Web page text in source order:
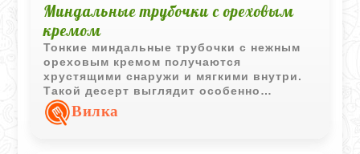
Миндальные трубочки с ореховым
кремом
Тонкие миндальные трубочки с нежным
ореховым кремом получаются
хрустящими снаружи и мягкими внутри.
Такой десерт выглядит особенно
эффектно и отлично подходит для
праздничного чаепития.
Вилка